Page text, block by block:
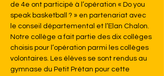
de 4e ont participé à l’opération « Do you
speak basketball ? » en partenariat avec
le conseil départemental et l’Elan Chalon.
Notre collège a fait partie des dix collèges
choisis pour l’opération parmi les collèges
volontaires. Les élèves se sont rendus au
gymnase du Petit Prétan pour cette